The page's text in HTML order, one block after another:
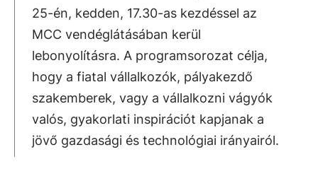
25-én, kedden, 17.30-as kezdéssel az
MCC vendéglátásában kerül
lebonyolításra. A programsorozat célja,
hogy a fiatal vállalkozók, pályakezdő
szakemberek, vagy a vállalkozni vágyók
valós, gyakorlati inspirációt kapjanak a
jövő gazdasági és technológiai irányairól.